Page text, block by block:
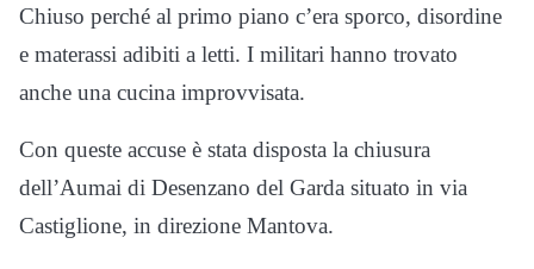
Chiuso perché al primo piano c’era sporco, disordine
e materassi adibiti a letti. I militari hanno trovato
anche una cucina improvvisata.
Con queste accuse è stata disposta la chiusura
dell’Aumai di Desenzano del Garda situato in via
Castiglione, in direzione Mantova.